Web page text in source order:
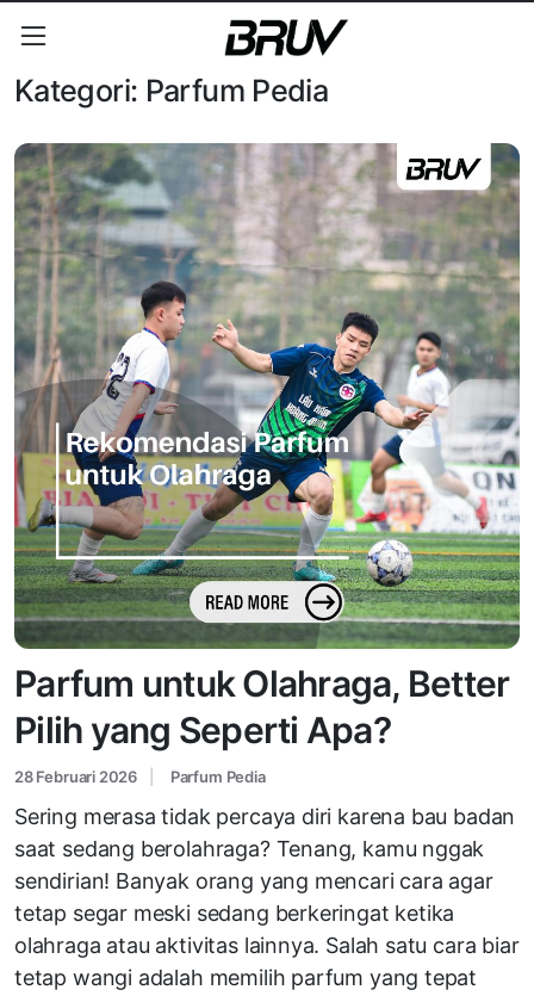
Kategori: Parfum Pedia
Parfum untuk Olahraga, Better
Pilih yang Seperti Apa?
28 Februari 2026 Parfum Pedia
Sering merasa tidak percaya diri karena bau badan
saat sedang berolahraga? Tenang, kamu nggak
sendirian! Banyak orang yang mencari cara agar
tetap segar meski sedang berkeringat ketika
olahraga atau aktivitas lainnya. Salah satu cara biar
tetap wangi adalah memilih parfum yang tepat